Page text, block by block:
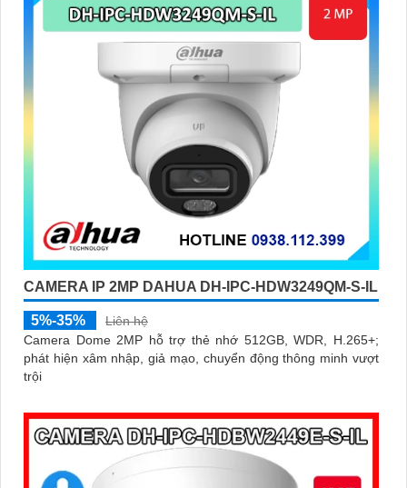
CAMERA IP 2MP DAHUA DH-IPC-HDW3249QM-S-IL
5%-35%
Liên hệ
Camera Dome 2MP hỗ trợ thẻ nhớ 512GB, WDR, H.265+;
phát hiện xâm nhập, giả mạo, chuyển động thông minh vượt
trội